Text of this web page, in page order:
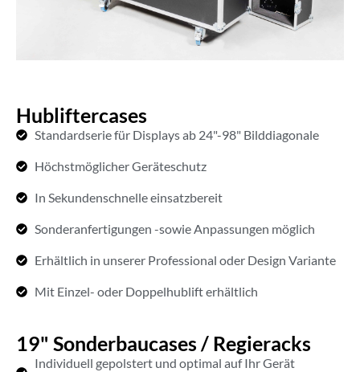
Hubliftercases
Standardserie für Displays ab 24"-98" Bilddiagonale
Höchstmöglicher Geräteschutz
In Sekundenschnelle einsatzbereit
Sonderanfertigungen -sowie Anpassungen möglich
Erhältlich in unserer Professional oder Design Variante
Mit Einzel- oder Doppelhublift erhältlich
19" Sonderbaucases / Regieracks
Individuell gepolstert und optimal auf Ihr Gerät